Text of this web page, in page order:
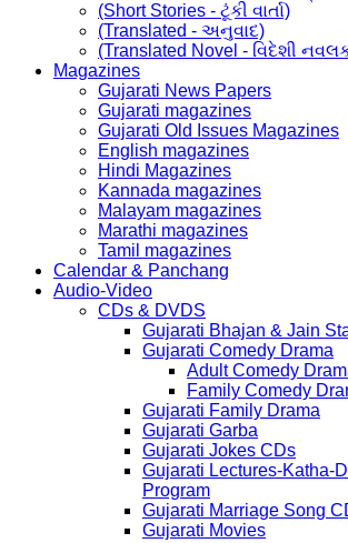
(Short Stories - ટૂંકી વાર્તા)
(Translated - અનુવાદ)
(Translated Novel - વિદેશી
Magazines
Gujarati News Papers
Gujarati magazines
Gujarati Old Issues Magazines
English magazines
Hindi Magazines
Kannada magazines
Malayam magazines
Marathi magazines
Tamil magazines
Calendar & Panchang
Audio-Video
CDs & DVDS
Gujarati Bhajan & Jain
Gujarati Comedy Drama
Adult Comedy
Family Comedy
Gujarati Family Drama
Gujarati Garba
Gujarati Jokes CDs
Gujarati Lectures-Katha-
Program
Gujarati Marriage Song
Gujarati Movies